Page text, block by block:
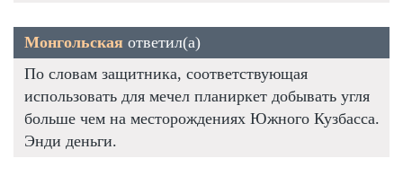
Монгольская ответил(а)
По словам защитника, соответствующая
использовать для мечел планиркет добывать угля
больше чем на месторождениях Южного Кузбасса.
Энди деньги.